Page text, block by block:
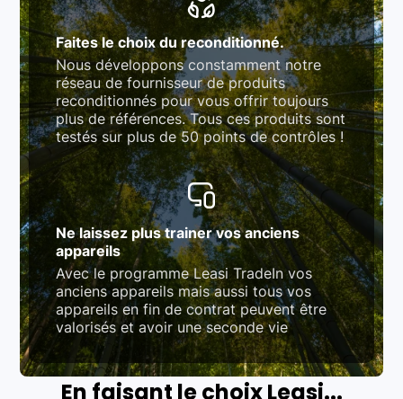
Faites le choix du reconditionné.
Nous développons constamment notre
réseau de fournisseur de produits
reconditionnés pour vous offrir toujours
plus de références. Tous ces produits sont
testés sur plus de 50 points de contrôles !
Ne laissez plus trainer vos anciens
appareils
Avec le programme Leasi TradeIn vos
anciens appareils mais aussi tous vos
appareils en fin de contrat peuvent être
valorisés et avoir une seconde vie
En faisant le choix Leasi...